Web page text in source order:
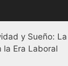
y Sueño: La
la Era Laboral